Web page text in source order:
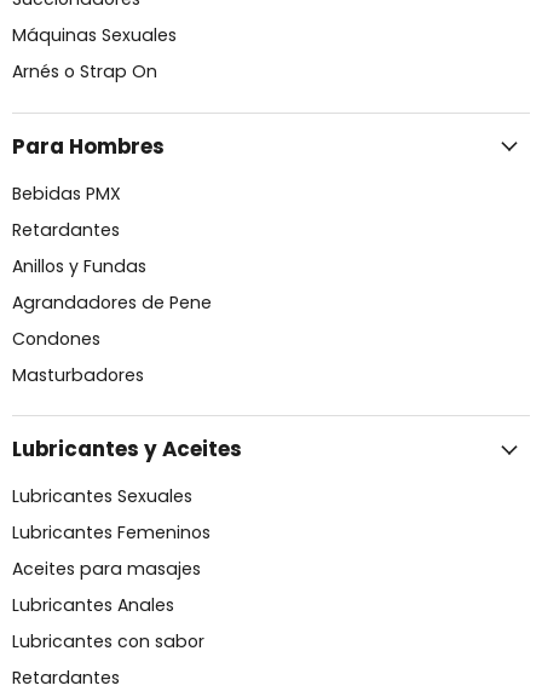
Máquinas Sexuales
Arnés o Strap On
Para Hombres
Bebidas PMX
Retardantes
Anillos y Fundas
Agrandadores de Pene
Condones
Masturbadores
Lubricantes y Aceites
Lubricantes Sexuales
Lubricantes Femeninos
Aceites para masajes
Lubricantes Anales
Lubricantes con sabor
Retardantes